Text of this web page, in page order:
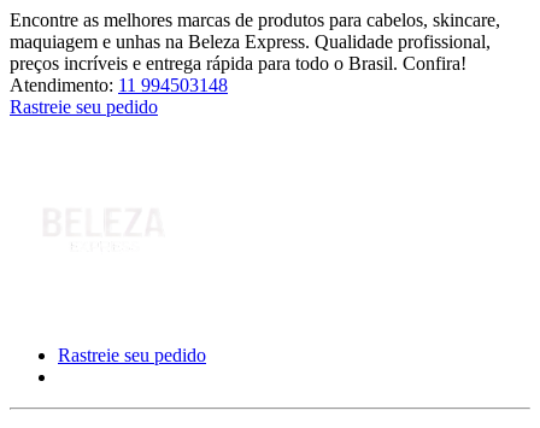
Encontre as melhores marcas de produtos para cabelos, skincare,
maquiagem e unhas na Beleza Express. Qualidade profissional,
preços incríveis e entrega rápida para todo o Brasil. Confira!
Atendimento: 11 994503148
Rastreie seu pedido
Rastreie seu pedido